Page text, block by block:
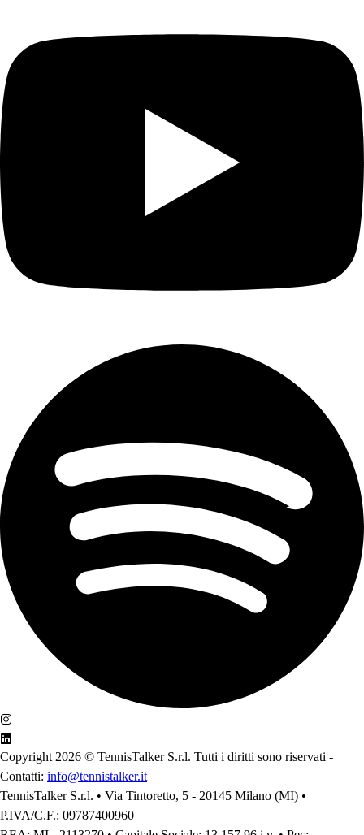
Copyright 2026 © TennisTalker S.r.l. Tutti i diritti sono riservati -
Contatti: info@tennistalker.it
TennisTalker S.r.l. • Via Tintoretto, 5 - 20145 Milano (MI) •
P.IVA/C.F.: 09787400960